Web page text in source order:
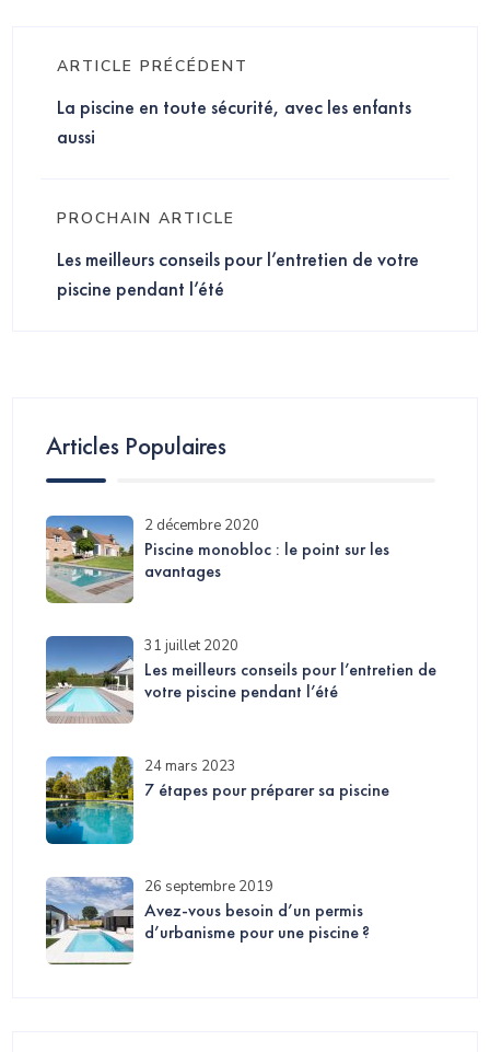
ARTICLE PRÉCÉDENT
La piscine en toute sécurité, avec les enfants
aussi
PROCHAIN ARTICLE
Les meilleurs conseils pour l’entretien de votre
piscine pendant l’été
Articles Populaires
2 décembre 2020
Piscine monobloc : le point sur les
avantages
31 juillet 2020
Les meilleurs conseils pour l’entretien de
votre piscine pendant l’été
24 mars 2023
7 étapes pour préparer sa piscine
26 septembre 2019
Avez-vous besoin d’un permis
d’urbanisme pour une piscine ?